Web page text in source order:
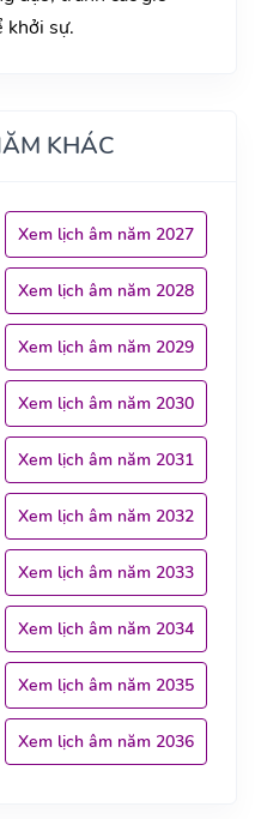
khởi sự.
KHÁC
Xem lịch âm năm 2027
Xem lịch âm năm 2028
Xem lịch âm năm 2029
Xem lịch âm năm 2030
Xem lịch âm năm 2031
Xem lịch âm năm 2032
Xem lịch âm năm 2033
Xem lịch âm năm 2034
Xem lịch âm năm 2035
Xem lịch âm năm 2036